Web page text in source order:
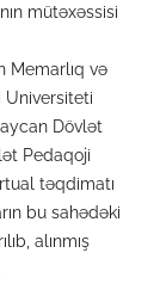
mütəxəssisi
Memarlıq və
Universiteti
Dövlət
Pedaqoji
təqdimatı
bu sahədəki
alınmış